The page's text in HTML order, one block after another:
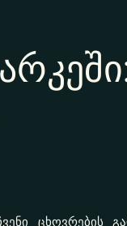
ცხოვრების